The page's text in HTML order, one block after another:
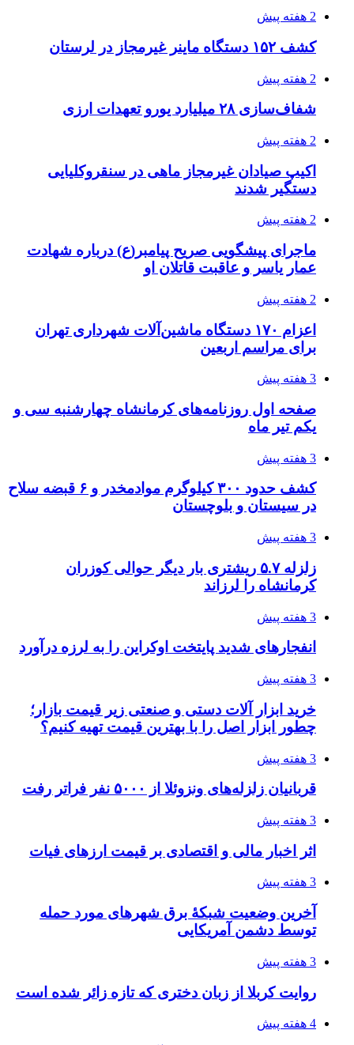
2 هفته پیش
کشف ۱۵۲ دستگاه ماینر غیرمجاز در لرستان
2 هفته پیش
شفاف‌سازی ۲۸ میلیارد یورو تعهدات ارزی
2 هفته پیش
اکیپ صیادان غیرمجاز ماهی در سنقروکلیایی
دستگیر شدند
2 هفته پیش
ماجرای پیشگویی صریح پیامبر(ع) درباره شهادت
عمار یاسر و عاقبت قاتلان او
2 هفته پیش
اعزام ۱۷۰ دستگاه ماشین‌آلات شهرداری تهران
برای مراسم اربعین
3 هفته پیش
صفحه اول روزنامه‌های کرمانشاه چهارشنبه سی و
یکم تیر ماه
3 هفته پیش
کشف حدود ۳۰۰ کیلوگرم موادمخدر و ۶ قبضه سلاح
در سیستان و بلوچستان
3 هفته پیش
زلزله ۵.۷ ریشتری بار دیگر حوالی کوزران
کرمانشاه را لرزاند
3 هفته پیش
انفجارهای شدید پایتخت اوکراین را به لرزه درآورد
3 هفته پیش
خرید ابزار آلات دستی و صنعتی زیر قیمت بازار؛
چطور ابزار اصل را با بهترین قیمت تهیه کنیم؟
3 هفته پیش
قربانیان زلزله‌های ونزوئلا از ۵۰۰۰ نفر فراتر رفت
3 هفته پیش
اثر اخبار مالی و اقتصادی بر قیمت ارزهای فیات
3 هفته پیش
آخرین وضعیت شبکۀ برق شهرهای مورد حمله
توسط دشمن آمریکایی
3 هفته پیش
روایت کربلا از زبان دختری که تازه زائر شده است
4 هفته پیش